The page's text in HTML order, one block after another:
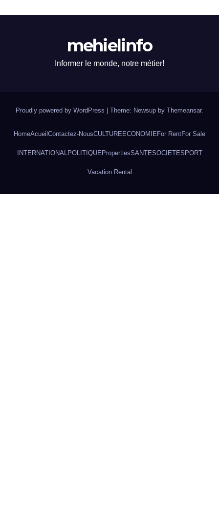
mehielinfo
Informer le monde, notre métier!
Proudly powered by WordPress | Theme: Newsup by Themeansar.
HomeAcueil Contactez-NousCULTURE ECONOMIE For RentFor Sale
INTERNATIONAL POLITIQUE PropertiesSANTESOCIETESPORT
Vacation Rental